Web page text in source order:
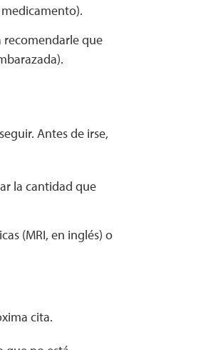
recomendarle que
Antes de irse,
la cantidad que
(MRI, en inglés) o
cita.